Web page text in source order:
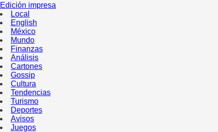
Edición impresa
Local
English
México
Mundo
Finanzas
Análisis
Cartones
Gossip
Cultura
Tendencias
Turismo
Deportes
Avisos
Juegos